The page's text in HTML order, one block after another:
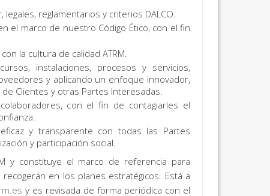
reglamentarios y criterios DALCO.
el marco de nuestro Código Ético, con el fin
la cultura de calidad ATRM.
instalaciones, procesos y servicios,
y aplicando un enfoque innovador,
Clientes y otras Partes Interesadas.
con el fin de contagiarles el
y transparente con todas las Partes
y participación social.
y constituye el marco de referencia para
en los planes estratégicos. Está a
y es revisada de forma periódica con el